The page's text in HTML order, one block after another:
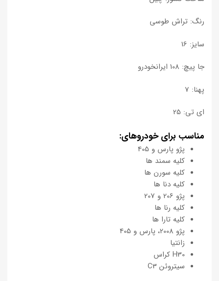
رنگ: تراش طوسی
سایز: 16
جا پیچ: 108 ایرانخودرو
پهنا: 7
ای تی: 25
مناسب برای خودروهای:
پژو پارس و 405
کلیه سمند ها
کلیه سورن ها
کلیه دنا ها
پژو 206 و 207
کلیه رنا ها
کلیه تارا ها
پژو 2008، پارس و 405
زانتیا
H30 کراس
سیتروئن C3